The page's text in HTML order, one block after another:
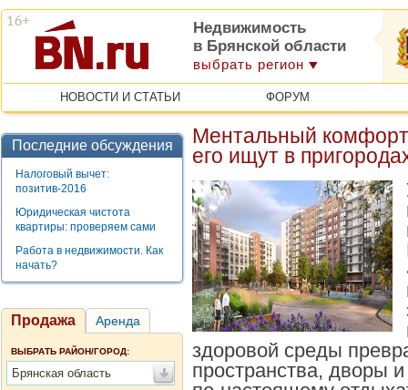
Недвижимость
в Брянской области
выбрать регион
НОВОСТИ И СТАТЬИ ФОРУМ
Последние обсуждения
Налоговый вычет:
позитив-2016
Юридическая чистота
квартиры: проверяем сами
Работа в недвижимости. Как
начать?
Продажа Аренда
ВЫБРАТЬ РАЙОН/ГОРОД:
Брянская область
Ментальный
его ищут в
здоровой среды
пространства, дворы